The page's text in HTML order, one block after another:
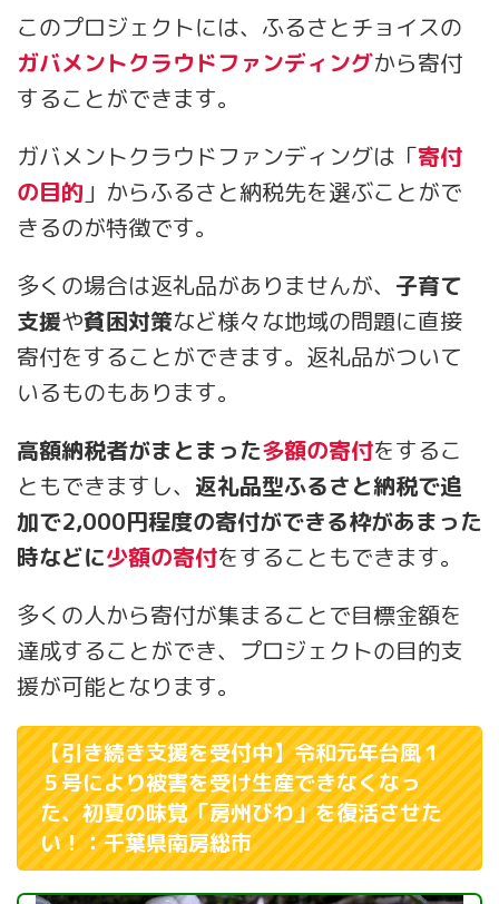
このプロジェクトには、ふるさとチョイスの
ガバメントクラウドファンディングから寄付
することができます。
ガバメントクラウドファンディングは「寄付
の目的 」からふるさと納税先を選ぶことがで
きるのが特徴です。
多くの場合は返礼品がありませんが、 子育て
支援や貧困対策など様々な地域の問題に直接
寄付をすることができます。返礼品がついて
いるものもあります。
高額納税者がまとまった多額の寄付をするこ
ともできますし、 返礼品型ふるさと納税で追
加で2,000円程度の寄付ができる枠があまった
時などに少額の寄付をすることもできます。
多くの人から寄付が集まることで目標金額を
達成することができ、プロジェクトの目的支
援が可能となります。
【引き続き支援を受付中】令和元年台風１
５号により被害を受け生産できなくなっ
た、初夏の味覚「房州びわ」を復活させた
い！：千葉県南房総市